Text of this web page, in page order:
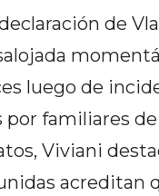
de
luego de
por familiares
Viviani
acreditan